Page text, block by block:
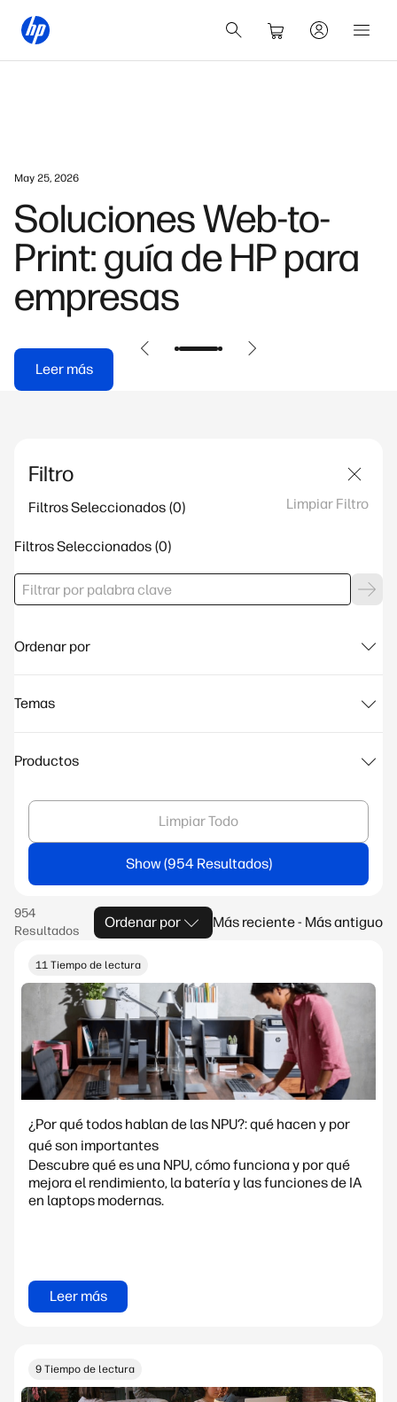
May 25, 2026
Soluciones Web-to-
Print: guía de HP para
empresas
Leer más
Filtro
Filtros Seleccionados Limpiar Filtro
Filtros Seleccionados
Ordenar por
Temas
Productos
Limpiar Todo
Show
Ordenar por Más reciente - Más antiguo
11 Tiempo de lectura
¿Por qué todos hablan de las NPU?: qué hacen y por
qué son importantes
Descubre qué es una NPU, cómo funciona y por qué
mejora el rendimiento, la batería y las funciones de IA
en laptops modernas.
Leer más
9 Tiempo de lectura